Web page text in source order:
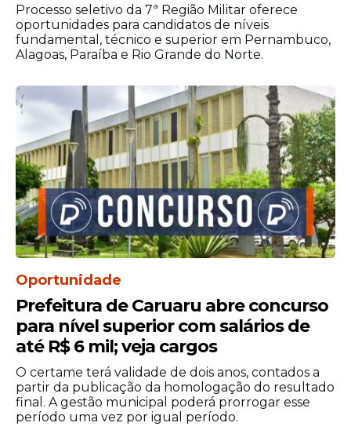
Processo seletivo da 7ª Região Militar oferece
oportunidades para candidatos de níveis
fundamental, técnico e superior em Pernambuco,
Alagoas, Paraíba e Rio Grande do Norte.
Oportunidade
Prefeitura de Caruaru abre concurso
para nível superior com salários de
até R$ 6 mil; veja cargos
O certame terá validade de dois anos, contados a
partir da publicação da homologação do resultado
final. A gestão municipal poderá prorrogar esse
período uma vez por igual período.